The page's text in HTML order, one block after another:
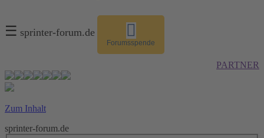
☰ sprinter-forum.de
Forumsspende
PARTNER
Zum Inhalt
sprinter-forum.de